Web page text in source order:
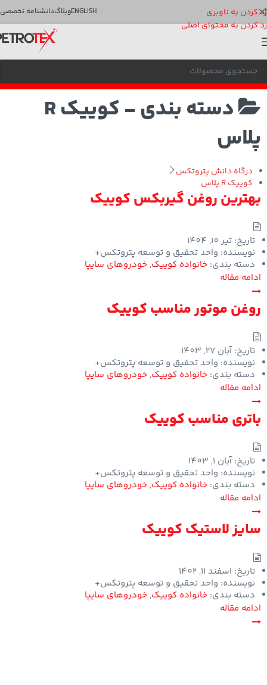
رد کردن به ناوبری
رد کردن به محتوای اصلی
ENGLISHوبلاگدانشنامه تخصصی
دسته بندی -
کوییک R
پلاس
درگاه دانش پتروتکس
کوییک R پلاس
بهترین روغن گیربکس کوییک
تاریخ: تیر 10, 1404
نویسنده: واحد تحقیق و توسعه پتروتکس+
دسته بندی: خانواده کوییک, خودروهای سایپا
ادامه مقاله
روغن موتور مناسب کوییک
تاریخ: آبان 27, 1403
نویسنده: واحد تحقیق و توسعه پتروتکس+
دسته بندی: خانواده کوییک, خودروهای سایپا
ادامه مقاله
باتری مناسب کوییک
تاریخ: آبان 1, 1403
نویسنده: واحد تحقیق و توسعه پتروتکس+
دسته بندی: خانواده کوییک, خودروهای سایپا
ادامه مقاله
سایز لاستیک کوییک
تاریخ: اسفند 11, 1402
نویسنده: واحد تحقیق و توسعه پتروتکس+
دسته بندی: خانواده کوییک, خودروهای سایپا
ادامه مقاله